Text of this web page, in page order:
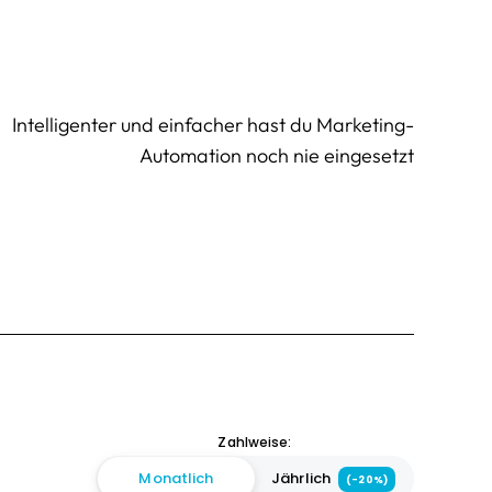
Intelligenter und einfacher hast du Marketing-
Automation noch nie eingesetzt
Zahlweise:
Monatlich Jährlich (-20%)